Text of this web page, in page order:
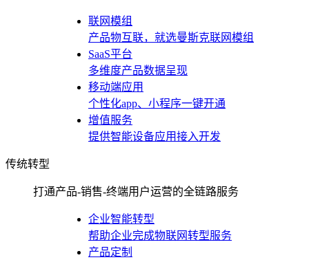
联网模组
产品物互联，就选曼斯克联网模组
SaaS平台
多维度产品数据呈现
移动端应用
个性化app、小程序一键开通
增值服务
提供智能设备应用接入开发
传统转型
打通产品-销售-终端用户运营的全链路服务
企业智能转型
帮助企业完成物联网转型服务
产品定制